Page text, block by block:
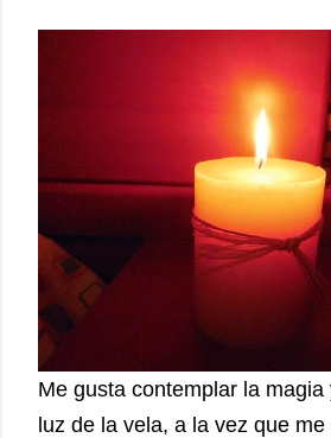
Me gusta contemplar la
luz de la vela, a la vez que